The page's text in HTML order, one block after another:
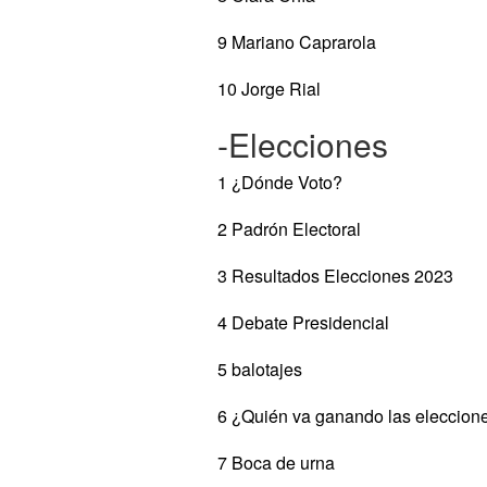
9 Mariano Caprarola
10 Jorge Rial
-Elecciones
1 ¿Dónde Voto?
2 Padrón Electoral
3 Resultados Elecciones 2023
4 Debate Presidencial
5 balotajes
6 ¿Quién va ganando las
7 Boca de urna